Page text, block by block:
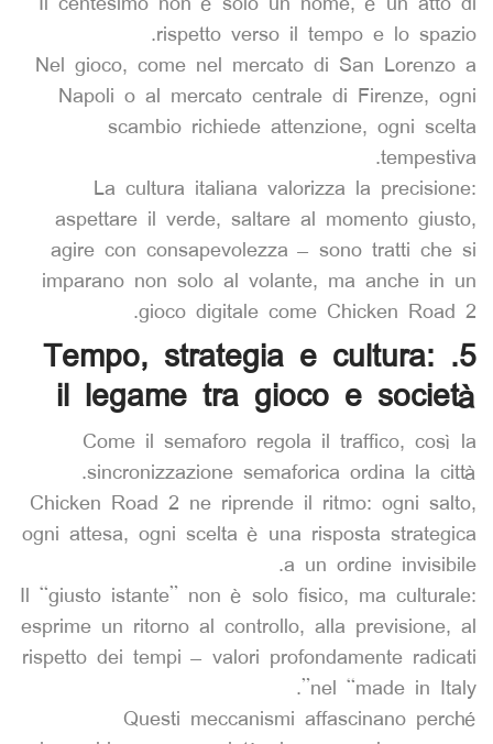
rispetto verso il tempo e lo spazio.
Nel gioco, come nel mercato di San Lorenzo a
Napoli o al mercato centrale di Firenze, ogni
scambio richiede attenzione, ogni scelta
tempestiva.
La cultura italiana valorizza la precisione:
aspettare il verde, saltare al momento giusto,
agire con consapevolezza – sono tratti che si
imparano non solo al volante, ma anche in un
gioco digitale come Chicken Road 2.
5. Tempo, strategia e cultura:
il legame tra gioco e società
Come il semaforo regola il traffico, così la
sincronizzazione semaforica ordina la città.
Chicken Road 2 ne riprende il ritmo: ogni salto,
ogni attesa, ogni scelta è una risposta strategica
a un ordine invisibile.
Il “giusto istante” non è solo fisico, ma culturale:
esprime un ritorno al controllo, alla previsione, al
rispetto dei tempi – valori profondamente radicati
nel “made in Italy”.
Questi meccanismi affascinano perché